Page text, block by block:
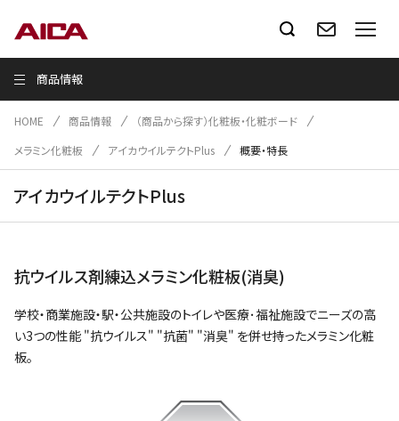
商品情報
HOME 商品情報
（商品から探す）化粧板・化粧ボード
メラミン化粧板
アイカウイルテクトPlus 概要・特長
アイカウイルテクトPlus
抗ウイルス剤練込メラミン化粧板(消臭)
学校・商業施設・駅・公共施設のトイレや医療･福祉施設でニーズの高
い3つの性能 "抗ウイルス" "抗菌" "消臭" を併せ持ったメラミン化粧
板。